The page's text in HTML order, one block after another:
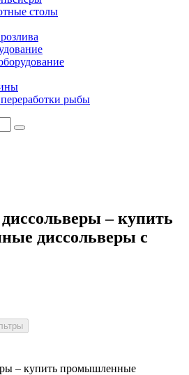
столы
рыбы
– купить
диссольверы с